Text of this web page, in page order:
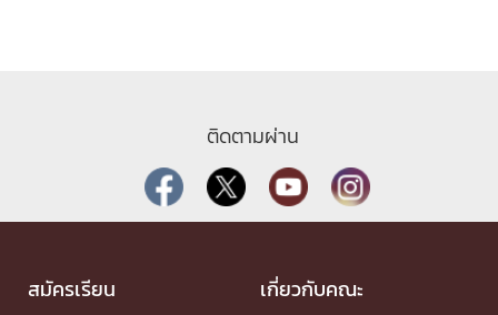
ติดตามผ่าน
สมัครเรียน เกี่ยวกับคณะ